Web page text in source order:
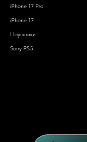
iPhone 17 Pro
iPhone 17
Наушники
Sony PS5